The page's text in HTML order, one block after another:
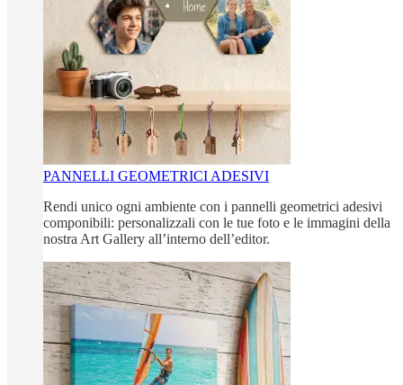
PANNELLI GEOMETRICI ADESIVI
Rendi unico ogni ambiente con i pannelli geometrici adesivi
componibili: personalizzali con le tue foto e le immagini della
nostra Art Gallery all’interno dell’editor.